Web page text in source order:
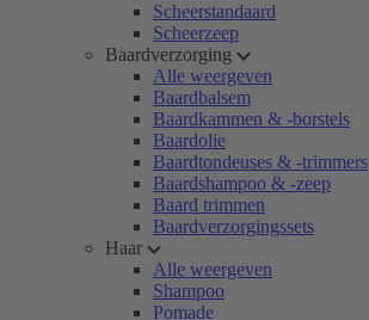
Scheerstandaard
Scheerzeep
Baardverzorging
Alle weergeven
Baardbalsem
Baardkammen & -borstels
Baardolie
Baardtondeuses & -trimmers
Baardshampoo & -zeep
Baard trimmen
Baardverzorgingssets
Haar
Alle weergeven
Shampoo
Pomade